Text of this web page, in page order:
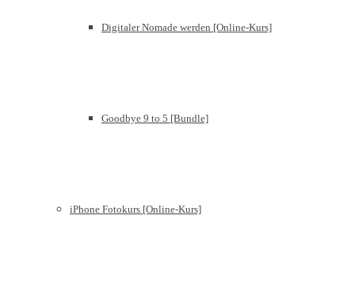
Digitaler Nomade werden [Online-Kurs]
Goodbye 9 to 5 [Bundle]
iPhone Fotokurs [Online-Kurs]